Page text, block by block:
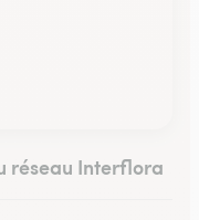
réseau Interflora